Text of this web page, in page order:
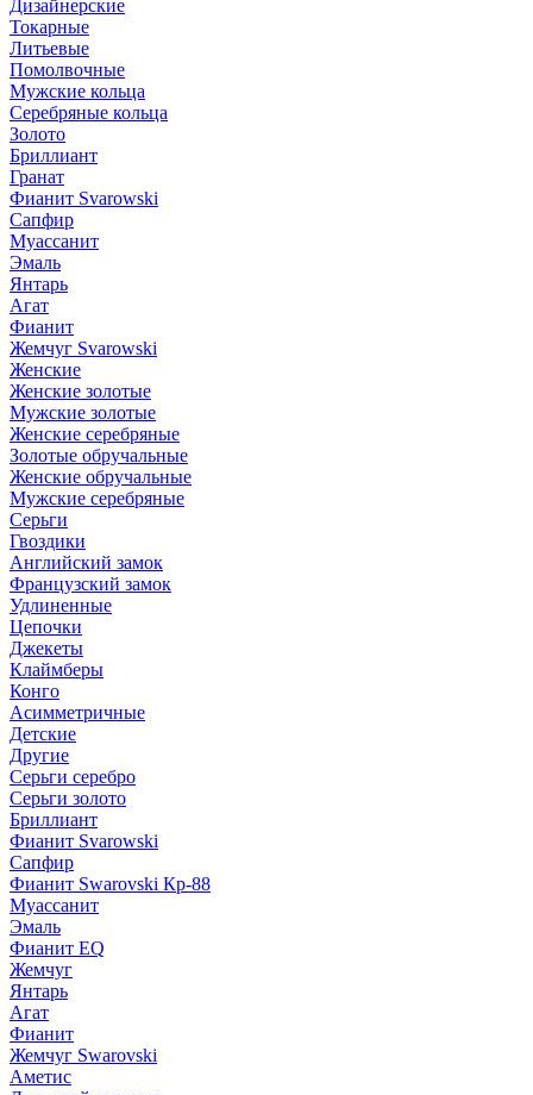
Дизайнерские
Токарные
Литьевые
Помолвочные
Мужские кольца
Серебряные кольца
Золото
Бриллиант
Гранат
Фианит Svarowski
Сапфир
Муассанит
Эмаль
Янтарь
Агат
Фианит
Жемчуг Svarowski
Женские
Женские золотые
Мужские золотые
Женские серебряные
Золотые обручальные
Женские обручальные
Мужские серебряные
Серьги
Гвоздики
Английский замок
Французский замок
Удлиненные
Цепочки
Джекеты
Клаймберы
Конго
Асимметричные
Детские
Другие
Серьги серебро
Серьги золото
Бриллиант
Фианит Svarowski
Сапфир
Фианит Swarovski Кр-88
Муассанит
Эмаль
Фианит EQ
Жемчуг
Янтарь
Агат
Фианит
Жемчуг Swarovski
Аметис